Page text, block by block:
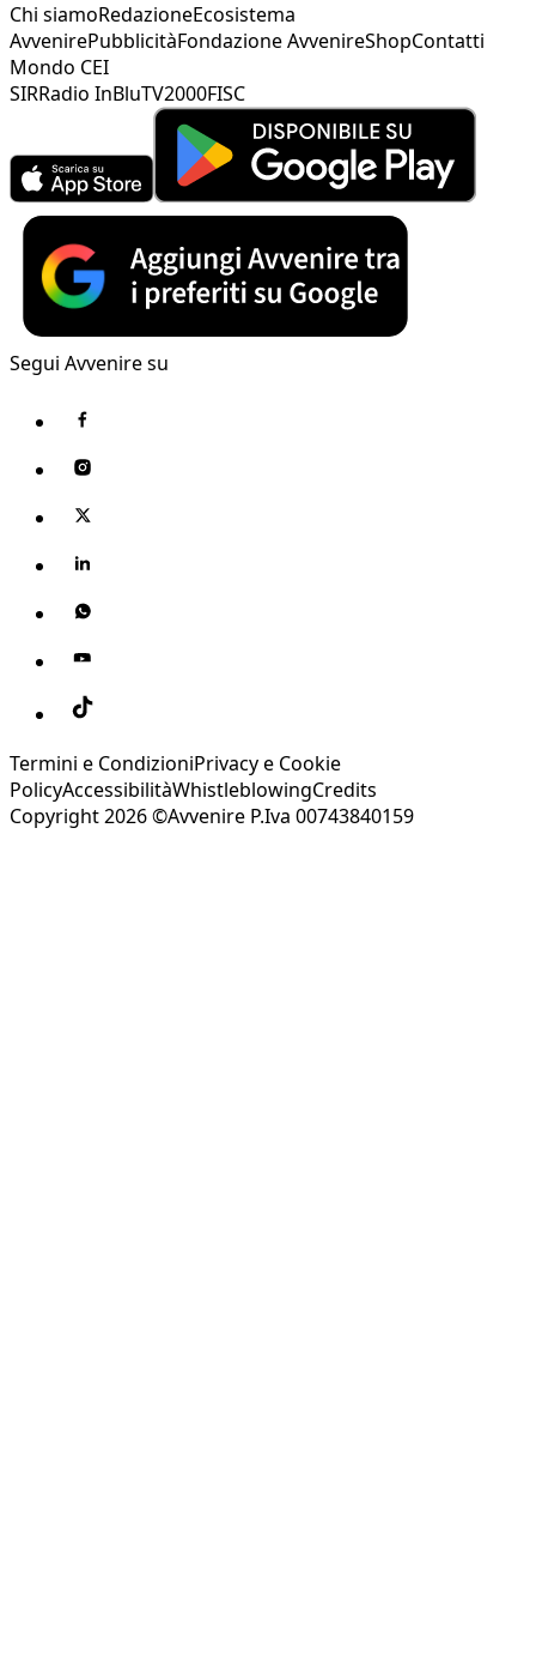
Chi siamoRedazioneEcosistema
AvvenirePubblicitàFondazione AvvenireShopContatti
Mondo CEI
SIRRadio InBluTV2000FISC
Segui Avvenire su
Termini e CondizioniPrivacy e Cookie
PolicyAccessibilitàWhistleblowingCredits
Copyright 2026 ©Avvenire P.Iva 00743840159